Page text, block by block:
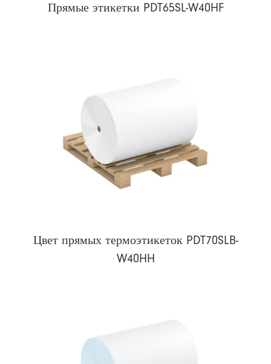
Прямые этикетки PDT65SL-W40HF
Цвет прямых термоэтикеток PDT70SLB-
W40HH